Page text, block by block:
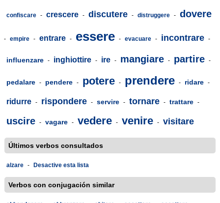
confiscare - crescere - discutere - distruggere - dovere
- empire - entrare - essere - evacuare - incontrare -
influenzare - inghiottire - ire - mangiare - partire -
pedalare - pendere - potere - prendere - ridare -
ridurre - rispondere - servire - tornare - trattare -
uscire - vagare - vedere - venire - visitare
Últimos verbos consultados
alzare - Desactive esta lista
Verbos con conjugación similar